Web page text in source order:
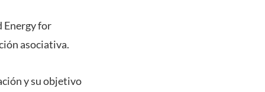
Energy for
asociativa.
y su objetivo